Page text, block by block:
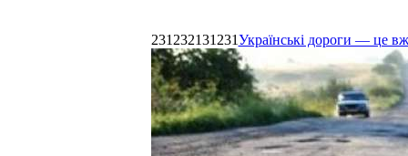
231232131231Українські дороги — це